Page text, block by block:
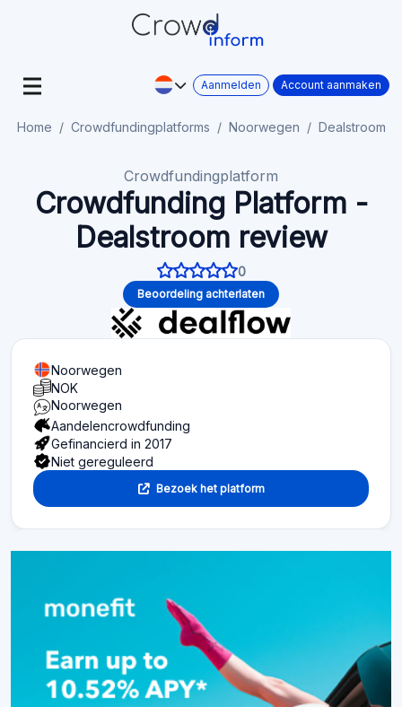
Aanmelden Account aanmaken
Home Crowdfundingplatforms Noorwegen Dealstroom
Crowdfundingplatform
Crowdfunding Platform -
Dealstroom review
0
Beoordeling achterlaten
Noorwegen
NOK
Noorwegen
Aandelencrowdfunding
Gefinancierd in 2017
Niet gereguleerd
Bezoek het platform